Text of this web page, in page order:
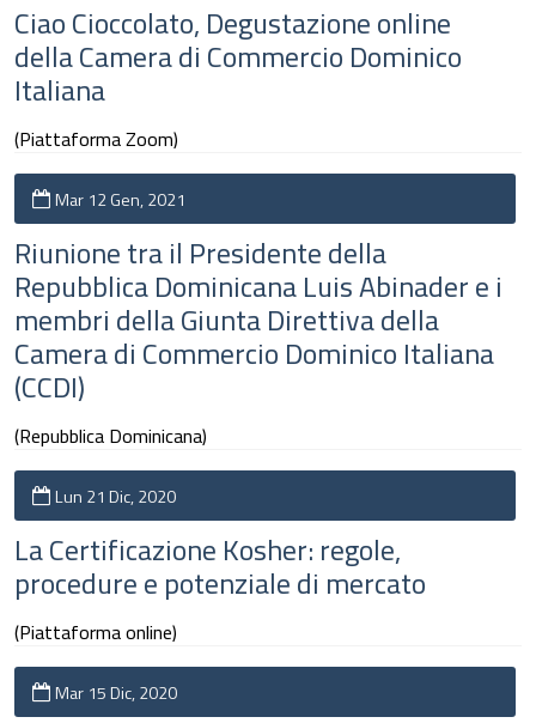
Ciao Cioccolato, Degustazione online
della Camera di Commercio Dominico
Italiana
(Piattaforma Zoom)
Mar 12 Gen, 2021
Riunione tra il Presidente della
Repubblica Dominicana Luis Abinader e i
membri della Giunta Direttiva della
Camera di Commercio Dominico Italiana
(CCDI)
(Repubblica Dominicana)
Lun 21 Dic, 2020
La Certificazione Kosher: regole,
procedure e potenziale di mercato
(Piattaforma online)
Mar 15 Dic, 2020